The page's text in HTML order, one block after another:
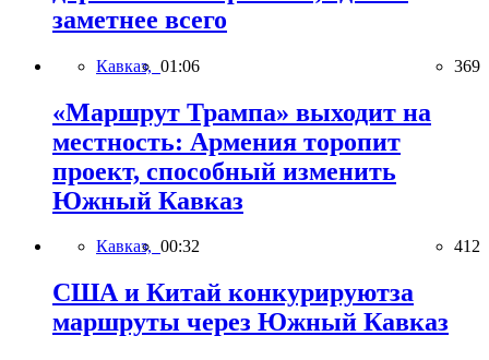
заметнее всего
Кавказ, 01:06 369
«Маршрут Трампа» выходит на
местность: Армения торопит
проект, способный изменить
Южный Кавказ
Кавказ, 00:32 412
США и Китай конкурируютза
маршруты через Южный Кавказ